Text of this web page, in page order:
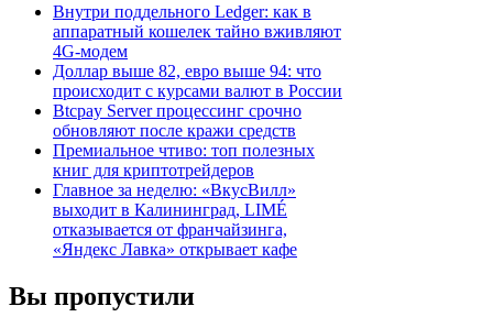
Внутри поддельного Ledger: как в
аппаратный кошелек тайно вживляют
4G-модем
Доллар выше 82, евро выше 94: что
происходит с курсами валют в России
Btcpay Server процессинг срочно
обновляют после кражи средств
Премиальное чтиво: топ полезных
книг для криптотрейдеров
Главное за неделю: «ВкусВилл»
выходит в Калининград, LIMÉ
отказывается от франчайзинга,
«Яндекс Лавка» открывает кафе
Вы пропустили